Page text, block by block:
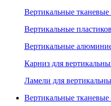
Вертикальные
Вертикальные
Вертикальные
Карниз для
Ламели для
Вертикальные